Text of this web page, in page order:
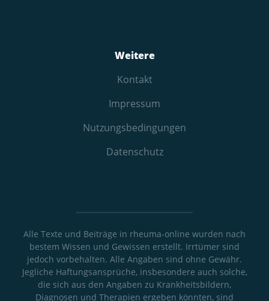
Weitere
Kontakt
Impressum
Nutzungs­bedingungen
Datenschutz
Alle Texte und Beiträge in rheuma-online wurden nach
bestem Wissen und Gewissen erstellt. Irrtümer sind
jedoch vorbehalten. Alle Angaben sind ohne Gewähr.
Jegliche Haftungsansprüche, insbesondere auch solche,
die sich aus den Angaben zu Krankheitsbildern,
Diagnosen und Therapien ergeben könnten, sind